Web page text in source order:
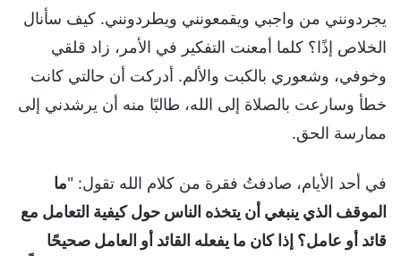
يجردونني من واجبي ويقمعونني ويطردونني. كيف سأنال
الخلاص إذًا؟ كلما أمعنت التفكير في الأمر، زاد قلقي
وخوفي، وشعوري بالكبت والألم. أدركت أن حالتي كانت
خطأ وسارعت بالصلاة إلى الله، طالبًا منه أن يرشدني إلى
ممارسة الحق.
في أحد الأيام، صادفتُ فقرة من كلام الله تقول: "ما
الموقف الذي ينبغي أن يتخذه الناس حول كيفية التعامل مع
قائد أو عامل؟ إذا كان ما يفعله القائد أو العامل صحيحًا